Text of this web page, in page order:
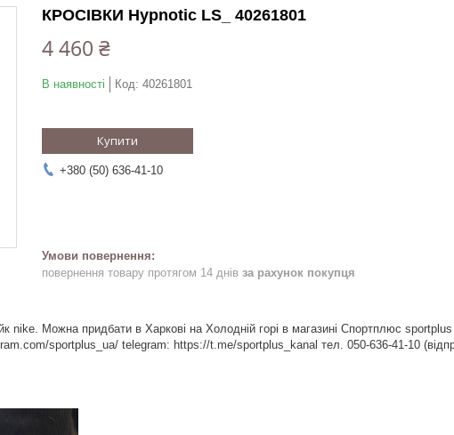
КРОСІВКИ Hypnotic LS_ 40261801
4 460 ₴
В наявності Код: 40261801
Купити
+380 (50) 636-41-10
повернення товару протягом 14 днів за рахунок покупця
nike. Можна придбати в Харкові на Холодній горі в магазині Спортплюс
sportplus_ua/ telegram: https://t.me/sportplus_kanal тел. 050-636-41-10